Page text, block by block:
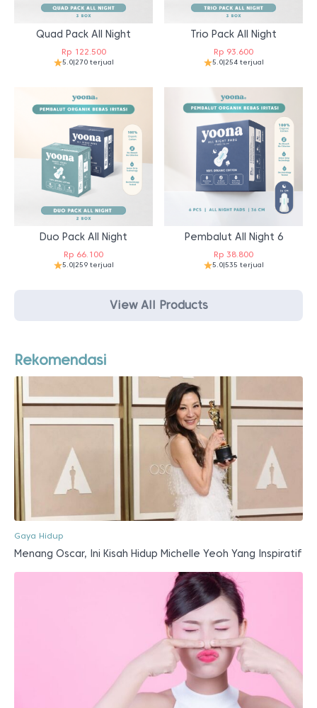
Quad Pack All Night
Rp122.500
5.0|270 terjual
Trio Pack All Night
Rp 93.600
5.0|254 terjual
Duo Pack All Night
Rp 66.100
5.0|259 terjual
Pembalut All Night 6
Rp 38.800
5.0|535 terjual
View All Products
Rekomendasi
Gaya Hidup
Menang Oscar, Ini Kisah Hidup Michelle Yeoh Yang Inspiratif